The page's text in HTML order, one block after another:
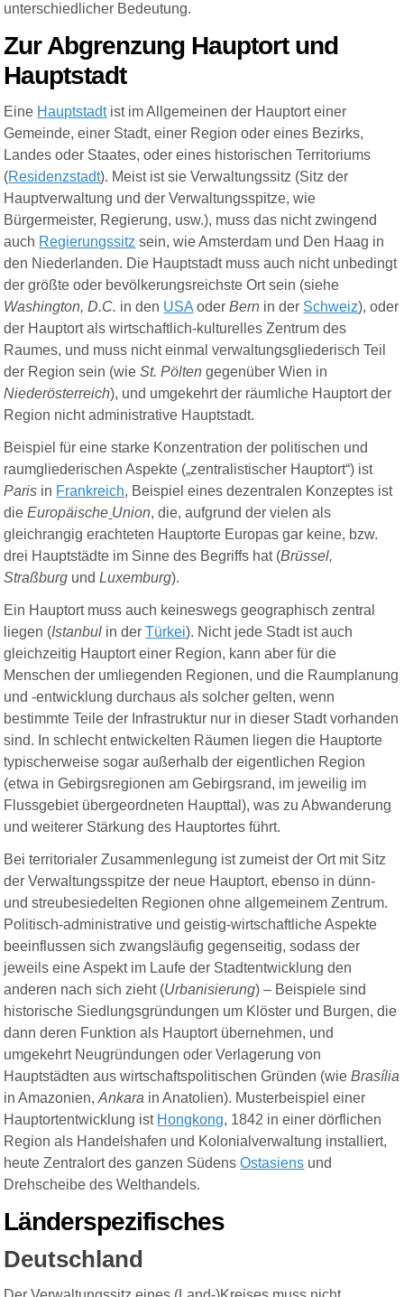
unterschiedlicher Bedeutung.
Zur Abgrenzung Hauptort und
Hauptstadt
Eine Hauptstadtist im Allgemeinen der Hauptort einer
Gemeinde, einer Stadt, einer Region oder eines Bezirks,
Landes oder Staates, oder eines historischen Territoriums
(Residenzstadt). Meist ist sie Verwaltungssitz (Sitz der
Hauptverwaltung und der Verwaltungsspitze, wie
Bürgermeister, Regierung, usw.), muss das nicht zwingend
auch Regierungssitz sein, wie Amsterdam und Den Haag in
den Niederlanden. Die Hauptstadt muss auch nicht unbedingt
der größte oder bevölkerungsreichste Ort sein (siehe
Washington, D.C. in den USAoderBern in der Schweiz), oder
der Hauptort als wirtschaftlich-kulturelles Zentrum des
Raumes, und muss nicht einmal verwaltungsgliederisch Teil
der Region sein (wieSt. Pölten gegenüber Wien in
Niederösterreich), und umgekehrt der räumliche Hauptort der
Region nicht administrative Hauptstadt.
Beispiel für eine starke Konzentration der politischen und
raumgliederischen Aspekte („zentralistischer Hauptort“) ist
Paris in Frankreich, Beispiel eines dezentralen Konzeptes ist
dieEuropäische Union, die, aufgrund der vielen als
gleichrangig erachteten Hauptorte Europas gar keine, bzw.
drei Hauptstädte im Sinne des Begriffs hat (Brüssel,
Straßburg undLuxemburg).
Ein Hauptort muss auch keineswegs geographisch zentral
liegen (Istanbul in derTürkei). Nicht jede Stadt ist auch
gleichzeitig Hauptort einer Region, kann aber für die
Menschen der umliegenden Regionen, und die Raumplanung
und -entwicklung durchaus als solcher gelten, wenn
bestimmte Teile der Infrastruktur nur in dieser Stadt vorhanden
sind. In schlecht entwickelten Räumen liegen die Hauptorte
typischerweise sogar außerhalb der eigentlichen Region
(etwa in Gebirgsregionen am Gebirgsrand, im jeweilig im
Flussgebiet übergeordneten Haupttal), was zu Abwanderung
und weiterer Stärkung des Hauptortes führt.
Bei territorialer Zusammenlegung ist zumeist der Ort mit Sitz
der Verwaltungsspitze der neue Hauptort, ebenso in dünn-
und streubesiedelten Regionen ohne allgemeinem Zentrum.
Politisch-administrative und geistig-wirtschaftliche Aspekte
beeinflussen sich zwangsläufig gegenseitig, sodass der
jeweils eine Aspekt im Laufe der Stadtentwicklung den
anderen nach sich zieht (Urbanisierung) – Beispiele sind
historische Siedlungsgründungen um Klöster und Burgen, die
dann deren Funktion als Hauptort übernehmen, und
umgekehrt Neugründungen oder Verlagerung von
Hauptstädten aus wirtschaftspolitischen Gründen (wieBrasília
in Amazonien,Ankara in Anatolien). Musterbeispiel einer
Hauptortentwicklung ist Hongkong, 1842 in einer dörflichen
Region als Handelshafen und Kolonialverwaltung installiert,
heute Zentralort des ganzen SüdensOstasiens und
Drehscheibe des Welthandels.
Länderspezifisches
Deutschland